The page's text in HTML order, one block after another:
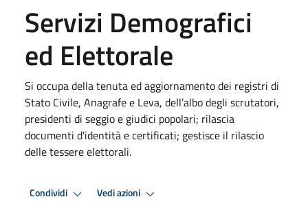
Servizi Demografici
ed Elettorale
Si occupa della tenuta ed aggiornamento dei registri di
Stato Civile, Anagrafe e Leva, dell’albo degli scrutatori,
presidenti di seggio e giudici popolari; rilascia
documenti d'identità e certificati; gestisce il rilascio
delle tessere elettorali.
Condividi Vedi azioni